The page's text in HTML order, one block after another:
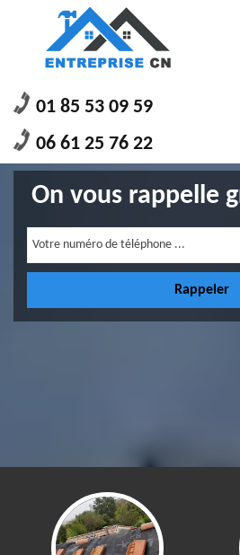
01 85 53 09 59
06 61 25 76 22
On vous rappelle